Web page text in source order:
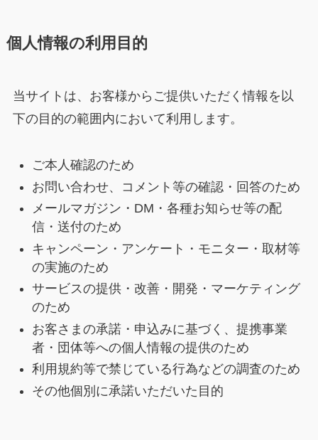
個人情報の利用目的
当サイトは、お客様からご提供いただく情報を以
下の目的の範囲内において利用します。
ご本人確認のため
お問い合わせ、コメント等の確認・回答のため
メールマガジン・DM・各種お知らせ等の配
信・送付のため
キャンペーン・アンケート・モニター・取材等
の実施のため
サービスの提供・改善・開発・マーケティング
のため
お客さまの承諾・申込みに基づく、提携事業
者・団体等への個人情報の提供のため
利用規約等で禁じている行為などの調査のため
その他個別に承諾いただいた目的